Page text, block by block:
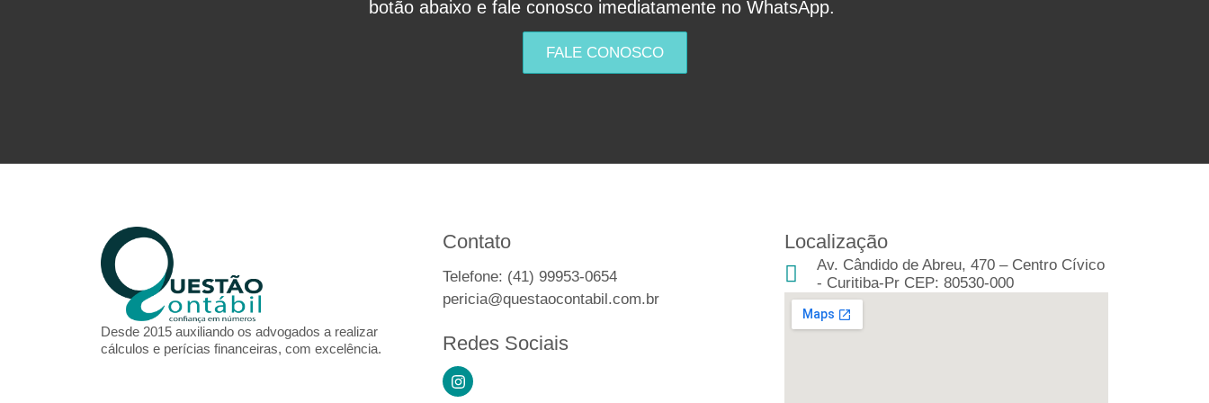
botão abaixo e fale conosco imediatamente no WhatsApp.
FALE CONOSCO
Desde 2015 auxiliando os advogados a realizar
cálculos e perícias financeiras, com excelência.
Contato
Telefone: (41) 99953-0654
pericia@questaocontabil.com.br
Redes Sociais
Localização
Av. Cândido de Abreu, 470 – Centro Cívico
- Curitiba-Pr CEP: 80530-000